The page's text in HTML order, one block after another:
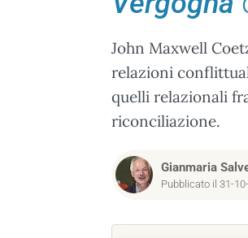
John Maxwell
relazioni
quelli relazionali
riconciliazione.
Gianmaria
Pubblicato il 31-